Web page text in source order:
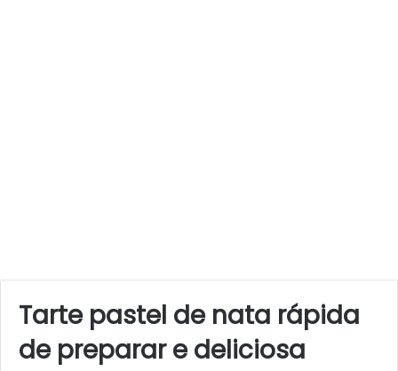
Tarte pastel de nata rápida
de preparar e deliciosa